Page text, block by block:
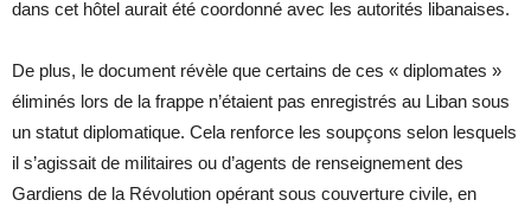
dans cet hôtel aurait été coordonné avec les autorités libanaises.
De plus, le document révèle que certains de ces « diplomates »
éliminés lors de la frappe n’étaient pas enregistrés au Liban sous
un statut diplomatique. Cela renforce les soupçons selon lesquels
il s’agissait de militaires ou d’agents de renseignement des
Gardiens de la Révolution opérant sous couverture civile, en